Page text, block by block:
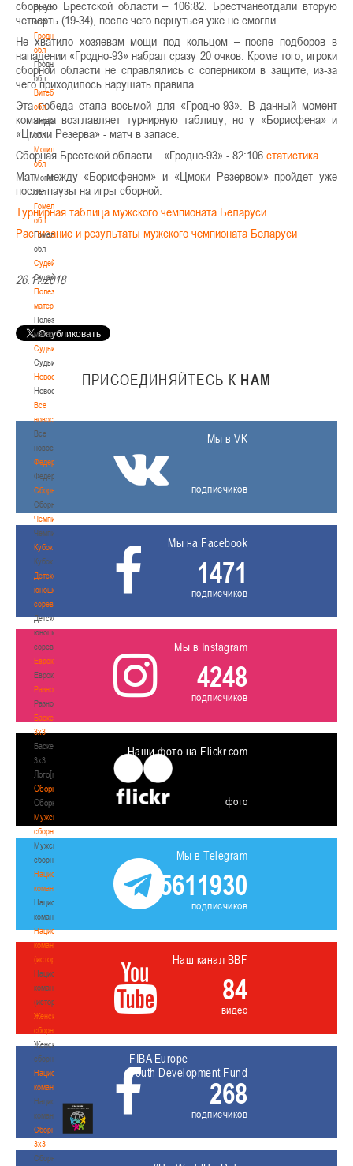
Брестская
обл
Гродненская
обл
Гродненская
обл
Витебская
обл
Витебская
обл
Могилевская
обл
Могилевская
обл
Гомельская
обл
Гомельская
обл
Судейство
Судейство
Полезные
материалы
Полезные
материалы
Судьи
Судьи
Новости
Новости
Все
новости
Все
новости
Федерация
Федерация
Сборные
Сборные
Чемпионат
Чемпионат
Кубок
Кубок
Детско-
юношеские
соревнования
Детско-
юношеские
соревнования
Еврокубки
Еврокубки
Разное
Разное
Баскетбол
3х3
Баскетбол
3х3
Лого[modid=121]
Сборные
Сборные
Мужские
сборные
Мужские
сборные
Национальная
команда
Национальная
команда
Национальная
команда
(история)
Национальная
команда
(история)
Женские
сборные
Женские
сборные
Национальная
команда
Национальная
команда
Сборные
3х3
Сборные
сборную Брестской области – 106:82. Брестчанеотдали вторую
четверть (19-34), после чего вернуться уже не смогли.
Не хватило хозяевам мощи под кольцом – после подборов в
нападении «Гродно-93» набрал сразу 20 очков. Кроме того, игроки
сборной области не справлялись с соперником в защите, из-за
чего приходилось нарушать правила.
Эта победа стала восьмой для «Гродно-93». В данный момент
команда возглавляет турнирную таблицу, но у «Борисфена» и
«Цмоки Резерва» - матч в запасе.
Сборная Брестской области – «Гродно-93» - 82:106 статистика
Матч между «Борисфеном» и «Цмоки Резервом» пройдет уже
после паузы на игры сборной.
Турнирная таблица мужского чемпионата Беларуси
Расписание и результаты мужского чемпионата Беларуси
26.11.2018
ПРИСОЕДИНЯЙТЕСЬ К НАМ
Мы в VK
подписчиков
Мы на Facebook
1471
подписчиков
Мы в Instagram
4248
подписчиков
Наши фото на Flickr.com
фото
Мы в Telegram
5611930
подписчиков
Наш канал BBF
84
видео
FIBA Europe
Youth Development Fund
268
подписчиков